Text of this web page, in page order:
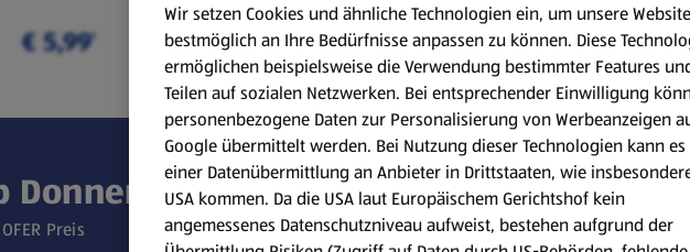
€ 5,99¹ € 9,99 ¹ € 11,99¹
Donnerstag, 6.8.
Preis
Wir setzen Cookies und ähnliche Technologien ein, um unsere Website
bestmöglich an Ihre Bedürfnisse anpassen zu können. Diese
ermöglichen beispielsweise die Verwendung bestimmter Features
Teilen auf sozialen Netzwerken. Bei entsprechender Einwilligung
personenbezogene Daten zur Personalisierung von Werbeanzeigen
Google übermittelt werden. Bei Nutzung dieser Technologien kann es
einer Datenübermittlung an Anbieter in Drittstaaten, wie
USA kommen. Da die USA laut Europäischem Gerichtshof kein
angemessenes Datenschutzniveau aufweist, bestehen aufgrund der